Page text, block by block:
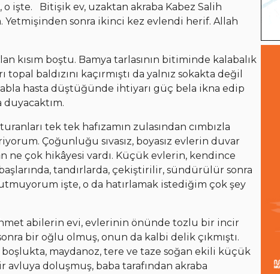
o işte. Bitişik ev, uzaktan akraba Kabez Salih
Yetmişinden sonra ikinci kez evlendi herif. Allah
kısım boştu. Bamya tarlasının bitiminde kalabalık
baldızını kaçırmıştı da yalnız sokakta değil
hasta düştüğünde ihtiyarı güç bela ikna edip
tek tek hafızamın zulasından cımbızla
Çoğunluğu sıvasız, boyasız evlerin duvar
ne çok hikâyesi vardı. Küçük evlerin, kendince
tandırlarda, çekiştirilir, sündürülür sonra
işte, o da hatırlamak istediğim çok şey
abilerin evi, evlerinin önünde tozlu bir incir
bir oğlu olmuş, onun da kalbi delik çıkmıştı.
boşlukta, maydanoz, tere ve taze soğan ekili küçük
doluşmuş, baba tarafından akraba